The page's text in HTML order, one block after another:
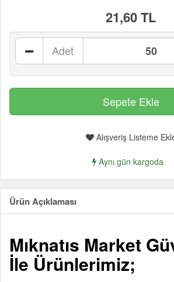
21,60 TL
Adet
Alışveriş Listeme
Aynı gün kargoda
Ürün Açıklaması
Mıknatıs Market
İle Ürünlerimiz;